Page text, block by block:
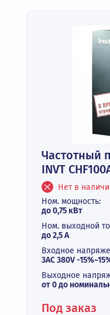
Частотный
INVT
Нет в
Ном. мощность:
до 0,75 кВт
Ном. выходной
до 2,5 А
Входное
3AC 380V -
Выходное
от 0 до
Под заказ